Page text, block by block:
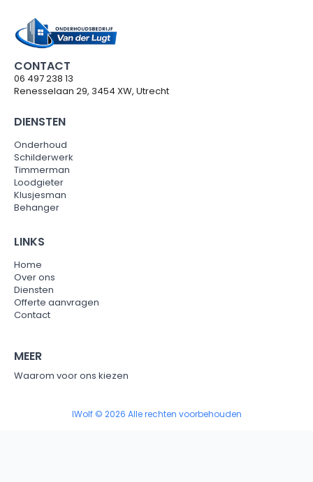
CONTACT
06 497 238 13
Renesselaan 29, 3454 XW, Utrecht
DIENSTEN
Onderhoud
Schilderwerk
Timmerman
Loodgieter
Klusjesman
Behanger
LINKS
Home
Over ons
Diensten
Offerte aanvragen
Contact
MEER
Waarom voor ons kiezen
IWolf © 2026 Alle rechten voorbehouden